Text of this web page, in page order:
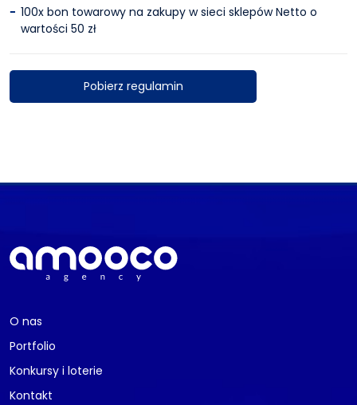
100x bon towarowy na zakupy w sieci sklepów Netto o
wartości 50 zł
Pobierz regulamin
O nas
Portfolio
Konkursy i loterie
Kontakt